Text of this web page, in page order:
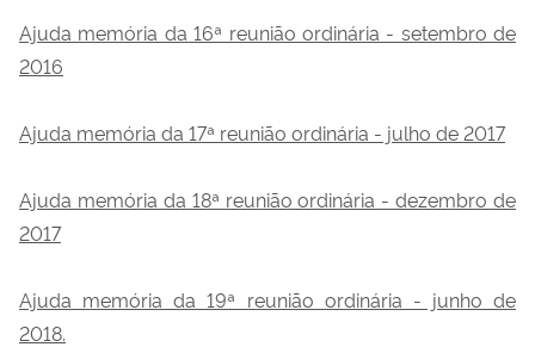
Ajuda memória da 16ª reunião ordinária - setembro de
2016
Ajuda memória da 17ª reunião ordinária - julho de 2017
Ajuda memória da 18ª reunião ordinária - dezembro de
2017
Ajuda memória da 19ª reunião ordinária - junho de
2018.